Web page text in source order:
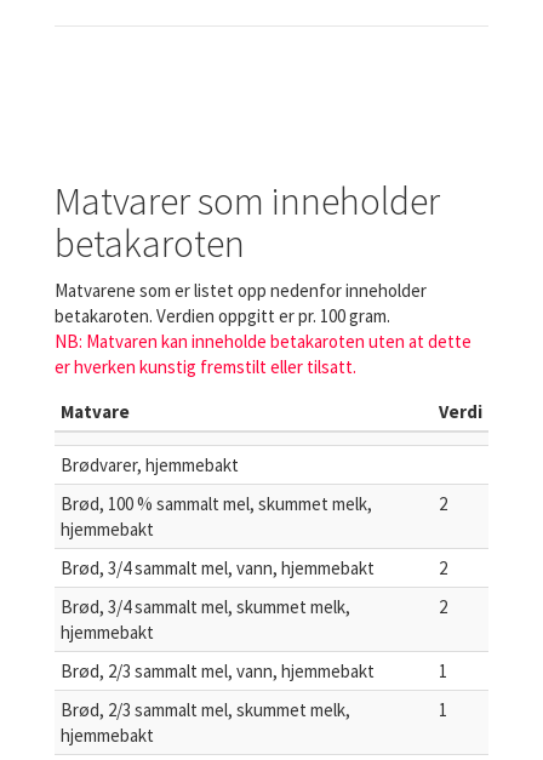
Matvarer som inneholder
betakaroten
Matvarene som er listet opp nedenfor inneholder
betakaroten. Verdien oppgitt er pr. 100 gram.
NB: Matvaren kan inneholde betakaroten uten at dette
er hverken kunstig fremstilt eller tilsatt.
Matvare
Verdi
Brødvarer, hjemmebakt
Brød, 100 % sammalt mel, skummet melk,
hjemmebakt
2
Brød, 3/4 sammalt mel, vann, hjemmebakt
2
Brød, 3/4 sammalt mel, skummet melk,
hjemmebakt
2
Brød, 2/3 sammalt mel, vann, hjemmebakt
1
Brød, 2/3 sammalt mel, skummet melk,
hjemmebakt
1